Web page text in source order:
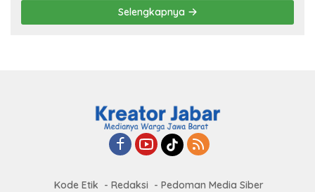
Selengkapnya
Kode Etik Redaksi Pedoman Media Siber